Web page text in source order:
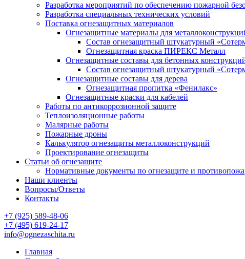
Разработка мероприятий по обеспечению пожарной
Разработка специальных технических условий
Поставка огнезащитных материалов
Огнезащитные материалы для
Состав огнезащитный штукатурный
Огнезащитная краска ПИРЕКС Металл
Огнезащитные составы для бетонных
Состав огнезащитный штукатурный
Огнезащитные составы для дерева
Огнезащитная пропитка «Фенилакс»
Огнезащитные краски для кабелей
Работы по антикоррозионной защите
Теплоизоляционные работы
Малярные работы
Пожарные дроны
Калькулятор огнезащиты металлоконструкций
Проектирование огнезащиты
Статьи об огнезащите
Нормативные документы по огнезащите и
Наши клиенты
Вопросы/Ответы
Контакты
+7 (925) 589-48-06
+7 (495) 619-24-17
info@ognezaschita.ru
Главная